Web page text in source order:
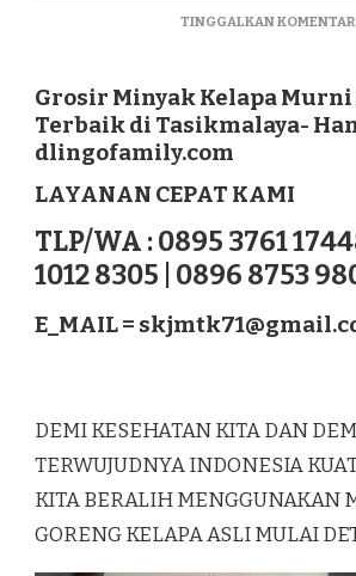
TINGGALKAN KOMENTAR
Grosir Minyak Kelapa
Terbaik di Tasikmalaya-
dlingofamily.com
LAYANAN CEPAT KAMI
TLP/WA : 0895 3761
1012 8305 | 0896 8753
E_MAIL =
DEMI KESEHATAN KITA DAN
TERWUJUDNYA INDONESIA
KITA BERALIH MENGGUNAKAN
GORENG KELAPA ASLI MULAI